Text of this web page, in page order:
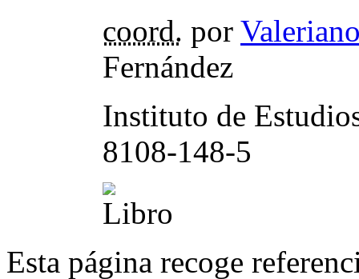
coord. por
Fernández
Instituto de
8108-148-5
Esta página recoge